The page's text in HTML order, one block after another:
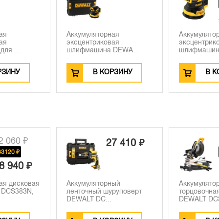
Аккумуляторная
эксцентриковая
шлифмашина DEWA...
В КОРЗИНУ
DEWALT
В
410 ₽ 189 870 ₽
Аккумуляторная
торцовочная пила
DEWALT DCS781...
DCG4...